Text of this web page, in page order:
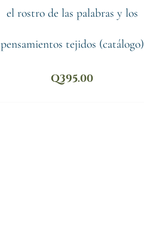
el rostro de las palabras y los
pensamientos tejidos (catálogo)
Q395.00